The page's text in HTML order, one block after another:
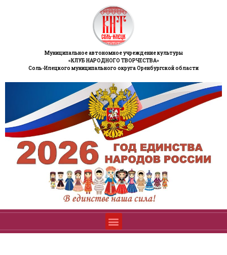
Муниципальное автономное учреждение культуры
«КЛУБ НАРОДНОГО ТВОРЧЕСТВА»
Соль-Илецкого муниципального округа Оренбургской области